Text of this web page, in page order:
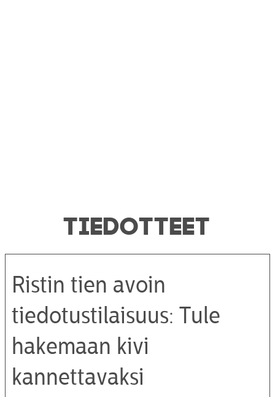
TIEDOTTEET
Ristin tien avoin
tiedotustilaisuus: Tule
hakemaan kivi
kannettavaksi